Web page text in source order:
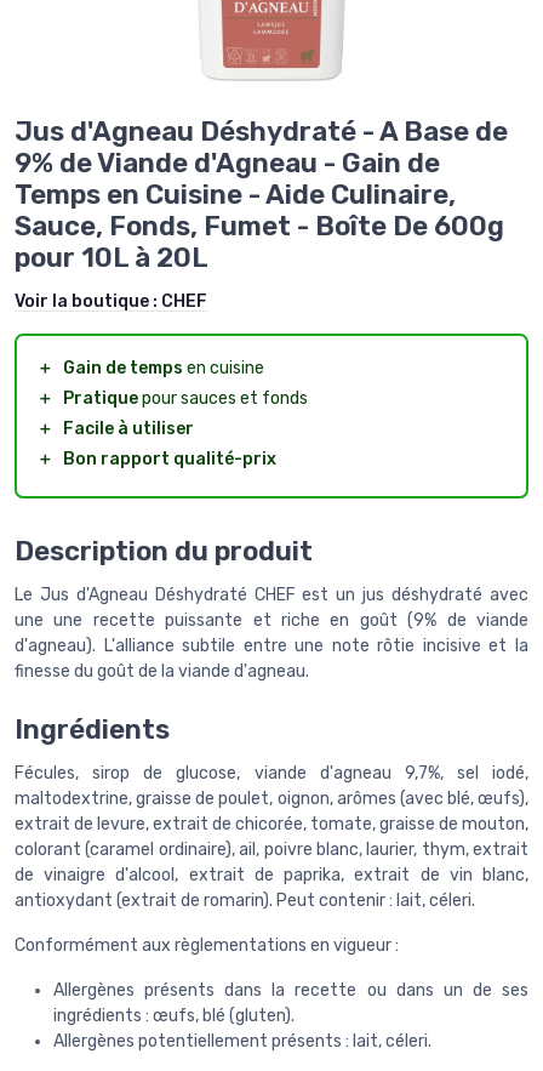
Jus d'Agneau Déshydraté - A Base de
9% de Viande d'Agneau - Gain de
Temps en Cuisine - Aide Culinaire,
Sauce, Fonds, Fumet - Boîte De 600g
pour 10L à 20L
Voir la boutique : CHEF
＋ Gain de temps en cuisine
＋
Pratiquepour sauces et fonds
＋
Facile à utiliser
＋
Bon rapport qualité-prix
Description du produit
Le Jus d'Agneau Déshydraté CHEF est un jus déshydraté avec
une une recette puissante et riche en goût (9% de viande
d'agneau). L'alliance subtile entre une note rôtie incisive et la
finesse du goût de la viande d'agneau.
Ingrédients
Fécules, sirop de glucose, viande d'agneau 9,7%, sel iodé,
maltodextrine, graisse de poulet, oignon, arômes (avec blé, œufs),
extrait de levure, extrait de chicorée, tomate, graisse de mouton,
colorant (caramel ordinaire), ail, poivre blanc, laurier, thym, extrait
de vinaigre d'alcool, extrait de paprika, extrait de vin blanc,
antioxydant (extrait de romarin). Peut contenir : lait, céleri.
Conformément aux règlementations en vigueur :
Allergènes présents dans la recette ou dans un de ses
ingrédients : œufs, blé (gluten).
Allergènes potentiellement présents : lait, céleri.